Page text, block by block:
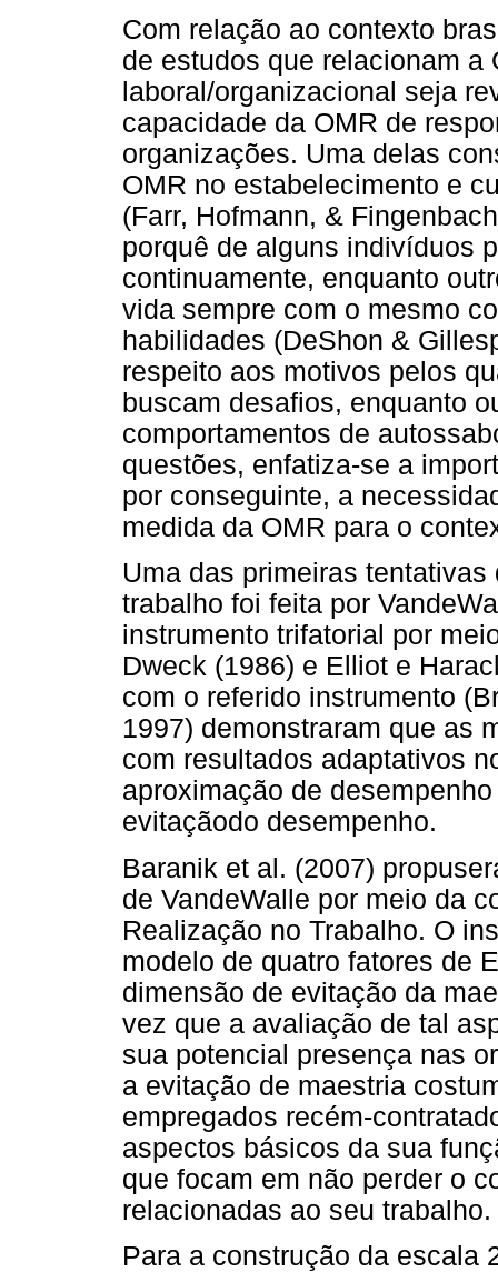
Com relação ao contexto
de estudos que relacionam a
laboral/organizacional seja
capacidade da OMR de
organizações. Uma delas
OMR no estabelecimento e
(Farr, Hofmann, &
porquê de alguns indivíduos
continuamente, enquanto
vida sempre com o mesmo
habilidades (DeShon &
respeito aos motivos pelos
buscam desafios, enquanto
comportamentos de
questões, enfatiza-se a
por conseguinte, a
medida da OMR para o
Uma das primeiras
trabalho foi feita por
instrumento trifatorial por
Dweck (1986) e Elliot e
com o referido instrumento
1997) demonstraram que as
com resultados adaptativos
aproximação de
evitaçãodo desempenho.
Baranik et al. (2007)
de VandeWalle por meio da
Realização no Trabalho. O
modelo de quatro fatores de
dimensão de evitação da
vez que a avaliação de tal
sua potencial presença nas
a evitação de maestria
empregados recém-
aspectos básicos da sua
que focam em não perder o
relacionadas ao seu trabalho.
Para a construção da escala